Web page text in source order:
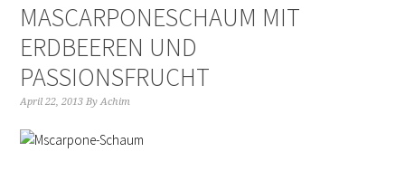
MASCARPONESCHAUM MIT
ERDBEEREN UND
PASSIONSFRUCHT
April 22, 2013 ByAchim